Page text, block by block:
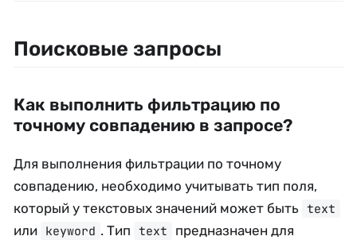
Поисковые запросы
Как выполнить фильтрацию по
точному совпадению в запросе?
Для выполнения фильтрации по точному
совпадению, необходимо учитывать тип поля,
который у текстовых значений может быть text
или keyword . Тип text
предназначен для